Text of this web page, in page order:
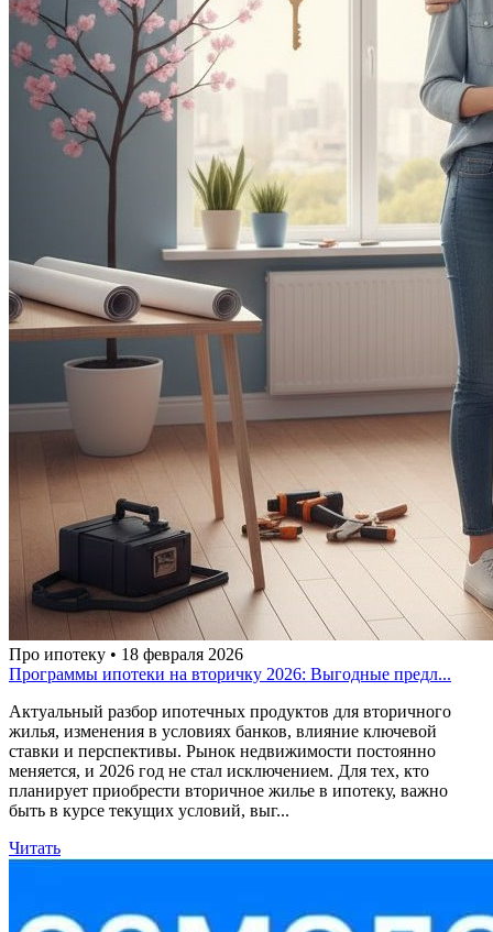
Про ипотеку • 18 февраля 2026
Программы ипотеки на вторичку 2026: Выгодные предл...
Актуальный разбор ипотечных продуктов для вторичного
жилья, изменения в условиях банков, влияние ключевой
ставки и перспективы. Рынок недвижимости постоянно
меняется, и 2026 год не стал исключением. Для тех, кто
планирует приобрести вторичное жилье в ипотеку, важно
быть в курсе текущих условий, выг...
Читать